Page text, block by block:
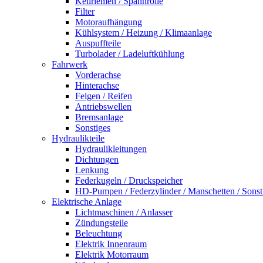
Filter
Motoraufhängung
Kühlsystem / Heizung / Klimaanlage
Auspuffteile
Turbolader / Ladeluftkühlung
Fahrwerk
Vorderachse
Hinterachse
Felgen / Reifen
Antriebswellen
Bremsanlage
Sonstiges
Hydraulikteile
Hydraulikleitungen
Dichtungen
Lenkung
Federkugeln / Druckspeicher
HD-Pumpen / Federzylinder / Manschetten /
Elektrische Anlage
Lichtmaschinen / Anlasser
Zündungsteile
Beleuchtung
Elektrik Innenraum
Elektrik Motorraum